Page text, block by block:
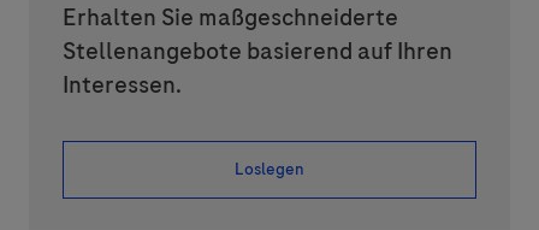
Erhalten Sie maßgeschneiderte
Stellenangebote basierend auf Ihren
Interessen.
Loslegen